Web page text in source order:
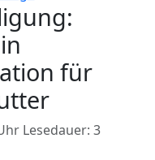
für
Lesedauer: 3